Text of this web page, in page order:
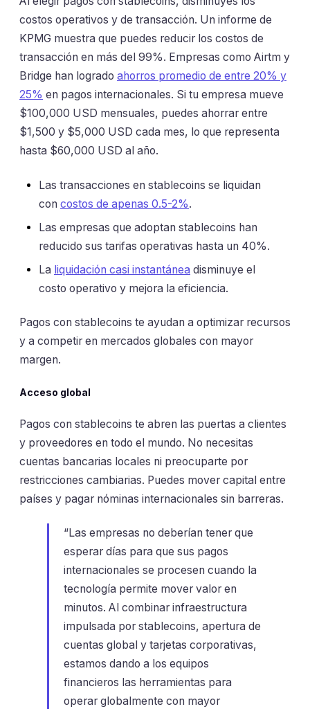
costos operativos y de transacción. Un informe de
KPMG muestra que puedes reducir los costos de
transacción en más del 99%. Empresas como Airtm y
Bridge han logrado ahorros promedio de entre 20% y
25% en pagos internacionales. Si tu empresa mueve
$100,000 USD mensuales, puedes ahorrar entre
$1,500 y $5,000 USD cada mes, lo que representa
hasta $60,000 USD al año.
Las transacciones en stablecoins se liquidan
con costos de apenas 0.5-2%.
Las empresas que adoptan stablecoins han
reducido sus tarifas operativas hasta un 40%.
La liquidación casi instantánea disminuye el
costo operativo y mejora la eficiencia.
Pagos con stablecoins te ayudan a optimizar recursos
y a competir en mercados globales con mayor
margen.
Acceso global
Pagos con stablecoins te abren las puertas a clientes
y proveedores en todo el mundo. No necesitas
cuentas bancarias locales ni preocuparte por
restricciones cambiarias. Puedes mover capital entre
países y pagar nóminas internacionales sin barreras.
“Las empresas no deberían tener que
esperar días para que sus pagos
internacionales se procesen cuando la
tecnología permite mover valor en
minutos. Al combinar infraestructura
impulsada por stablecoins, apertura de
cuentas global y tarjetas corporativas,
estamos dando a los equipos
financieros las herramientas para
operar globalmente con mayor